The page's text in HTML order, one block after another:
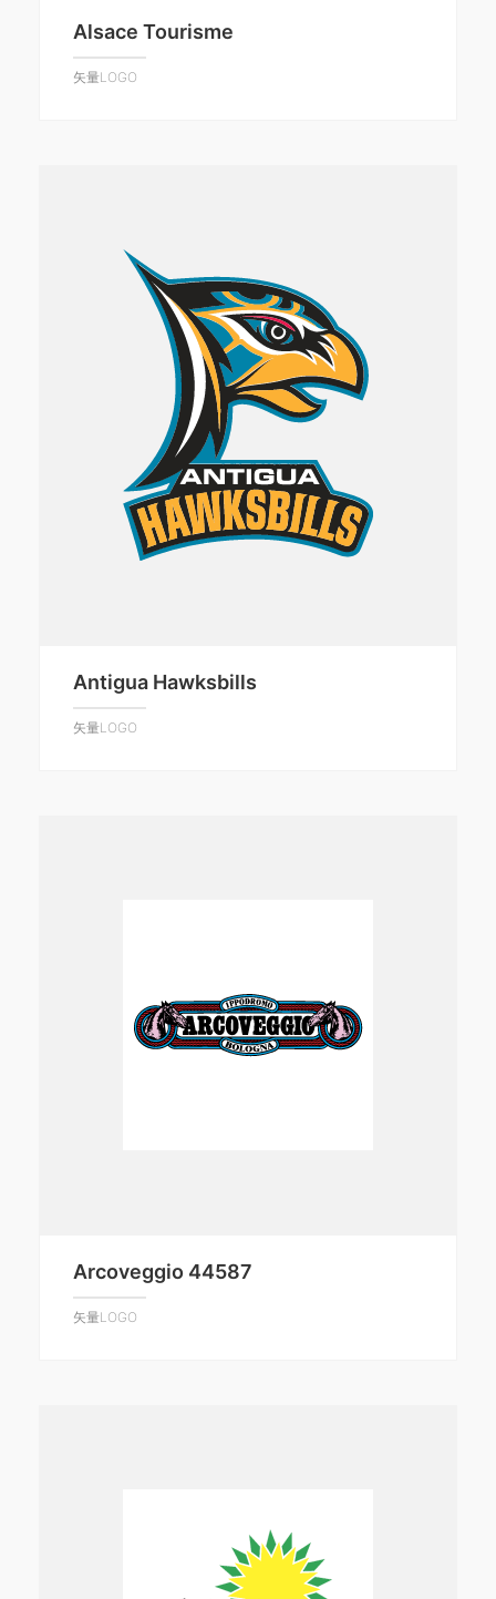
Alsace Tourisme
矢量LOGO
Antigua Hawksbills
矢量LOGO
Arcoveggio 44587
矢量LOGO